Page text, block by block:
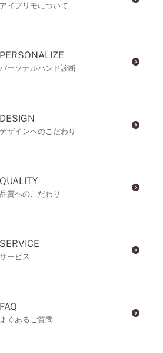
アイプリモについて
PERSONALIZE
パーソナルハンド診断
DESIGN
デザインへのこだわり
QUALITY
品質へのこだわり
SERVICE
サービス
FAQ
よくあるご質問